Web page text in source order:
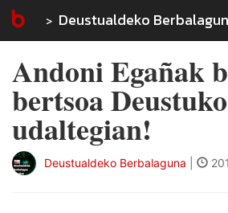
Deustualdeko
Andoni Egañak
bertsoa Deustuko
udaltegian!
Deustualdeko Berbalaguna